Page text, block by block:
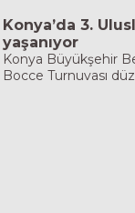
Konya’da 3.
yaşanıyor
Konya Büyükşehir
Bocce Turnuvası